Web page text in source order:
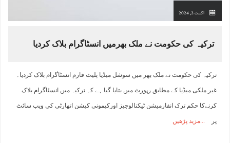
اگست 2, 2024
ترکیہ کی حکومت نے ملک بھرمیں انسٹاگرام بلاک کردیا
ترکیہ کی حکومت نے ملک بھر میں سوشل میڈیا پلیٹ فارم انسٹاگرام بلاک کردیا۔
غیر ملکی میڈیا کے مطابق رپورٹ میں بتایا گیا ہے کہ ترکیہ میں انسٹاگرام بلاک
کرنےکا حکم ترک انفارمیشن ٹیکنالوجیز اورکیمونی کیشن اتھارٹی کی ویب سائٹ
پر مزید پڑھیں